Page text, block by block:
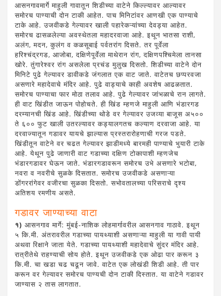
आसनगावमार्गे माहुली गावातून शिडीच्या वाटेने किल्ल्यावर आल्यावर
समोरच पाण्याची दोन टाकी आहेत. पाच मिनिटांवर आणखी एक पाण्याचे
टाके आहे. उजवीकडे गेल्यावर खाली पहारेकऱ्यांच्या देवड्या आहेत.
समोरच ढासळलेल्या अवस्थेतला महादरवाजा आहे. इथून भातसा राशी,
अलंग, मदन, कुलंग व कळसूबाई पर्वतरांग दिसते. तर पूर्वेला
हरिश्चंद्रगड, आजोबा, दक्षिणेपूर्वेला माथेरान रांग, दक्षिणपश्चिमेला तानसा
खोरे. तुंगारेश्वर रांग असलेला प्रचंड मुलुख दिसतो. शिडीच्या वाटेने दोन
मिनिटे पुढे गेल्यावर डावीकडे जंगलात एक वाट जाते. वाटेतच छप्परवजा
असणारे महादेवाचे मंदिर आहे. पुढे वाड्याचे काही अवशेष आढळतात.
समोरच पाण्याचा फार मोठा तलाव आहे. पुढे गेल्यावर जांभळाचे रान लागते.
ही वाट खिंडीत जाऊन पोहोचते. ही खिंड म्हणजे माहुली आणि भंडारगड
दरम्यानची खिंड आहे. खिंडीच्या थोडे वर गेल्यावर उजव्या बाजूस अ५००
ते ६०० फुट खाली उतरल्यावर कड्यालगतच कल्याण दरवाजा आहे. या
दरवाज्यातून गडावर यायचे झाल्यास प्रस्तरारोहणाची गरज पडते.
खिंडीतून वाटेने वर चढत गेल्यावर झाडीमध्ये बारमही पाण्याचे भुयारी टाके
आहे. येथून पुढे जाणारी वाट गडाच्या दक्षिण टोकापाशी म्हणजेच
भंडारगडावर घेऊन जाते. भंडारगडावरून समोरच उभे असणारे भटोबा,
नवरा व नवरीचे सुळके दिसतात. समोरच उजवीकडे असणाऱ्या
डोंगररांगेवर वजीरचा सुळका दिसतो. सभोवतालच्या परिसराचे दृश्य
अतिशय रमणीय असते.
गडावर जाण्याच्या वाटा
१) आसनगाव मार्गे: मुंबई-नाशिक लोहमार्गावरील आसनगाव गाठावे. इथून
५ कि.मी. अंतरावरील गडाच्या पायथ्याशी असणाऱ्या माहुली या गावी पायी
अथवा रिक्षाने जाता येते. गडाच्या पायथ्याशी महादेवाचे सुंदर मंदिर आहे.
रात्रीतेथे राहण्याची सोय होते. इथून उजवीकडे एक ओढा पार करून ३
कि.मी. चा खडा चढ चढून जावे. वाटेत एक लोखंडी शिडी आहे. ती पार
करून वर गेल्यावर समोरच पाण्यची दोन टाकी दिस्तात. या वाटेने गडावर
जाण्यास २ तास लागतात.